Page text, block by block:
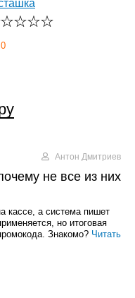
0
Антон Дмитриев
не все из них
кассе, а система пишет
но итоговая
Знакомо? Читать